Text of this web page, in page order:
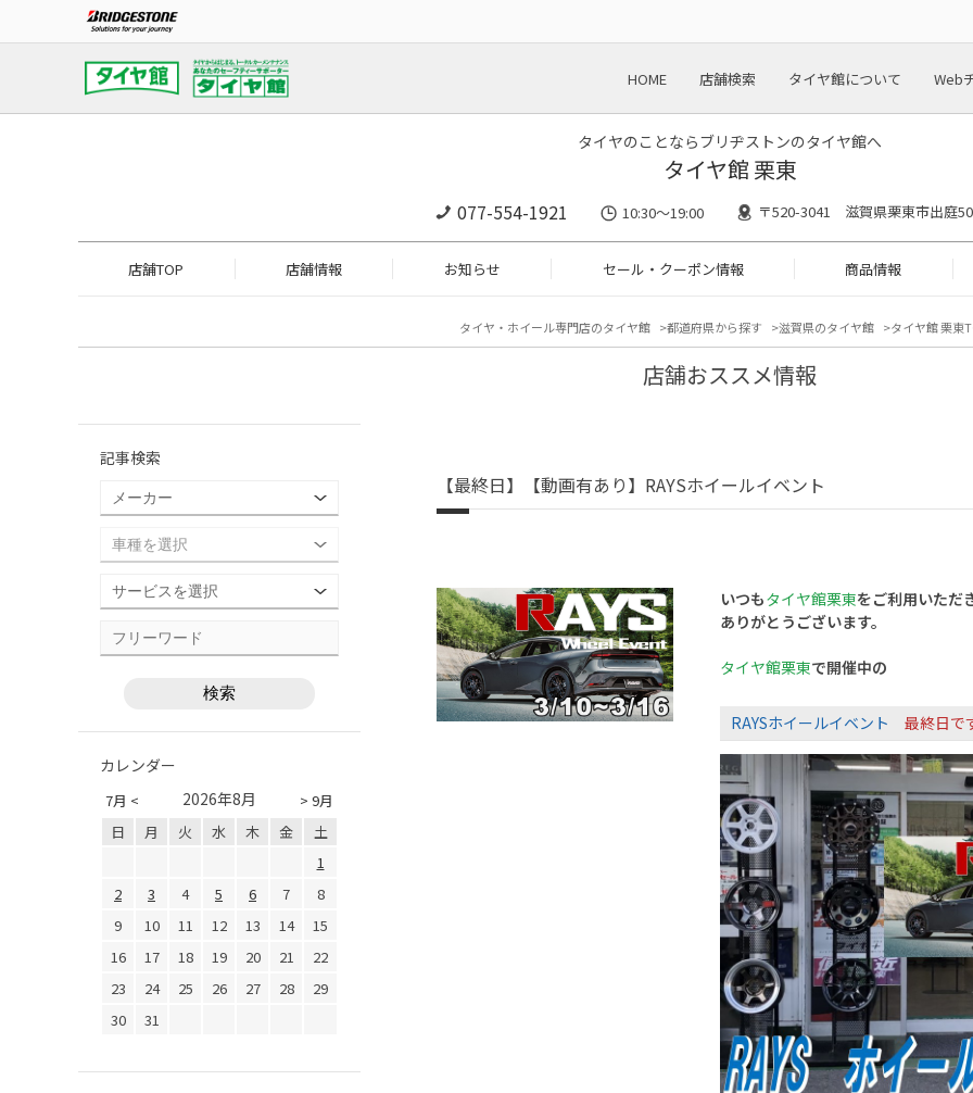
HOME 店舗検索 タイヤ館について Web
タイヤのことならブリヂストンのタイヤ館へ
タイヤ館 栗東
077-554-1921 10:30～19:00 〒520-3041 滋賀県栗東市出庭
店舗TOP 店舗情報 お知らせ セール・クーポン情報 商品情報
タイヤ・ホイール専門店のタイヤ館 都道府県から探す 滋賀県のタイヤ館 タイヤ館 栗東
店舗おススメ情報
【最終日】【動画有あり】RAYSホイールイベント
いつもタイヤ館栗東をご利用いただ
ありがとうございます。
タイヤ館栗東で開催中の
RAYSホイールイベント 最終日で
記事検索
カレンダー
7月 < > 9月
2026年8月
日 月 火 水 木 金
土
1
2
3 4 5 6 7
8
9
10 11 12 13 14
15
16
17 18 19 20 21
22
23
24 25 26 27 28
29
30
31